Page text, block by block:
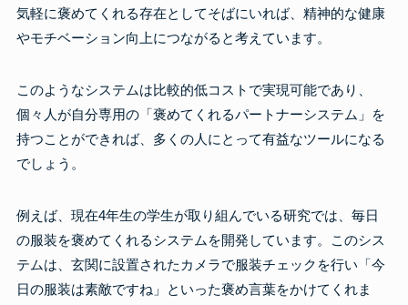
気軽に褒めてくれる存在としてそばにいれば、精神的な健康
やモチベーション向上につながると考えています。
このようなシステムは比較的低コストで実現可能であり、
個々人が自分専用の「褒めてくれるパートナーシステム」を
持つことができれば、多くの人にとって有益なツールになる
でしょう。
例えば、現在4年生の学生が取り組んでいる研究では、毎日
の服装を褒めてくれるシステムを開発しています。このシス
テムは、玄関に設置されたカメラで服装チェックを行い「今
日の服装は素敵ですね」といった褒め言葉をかけてくれま